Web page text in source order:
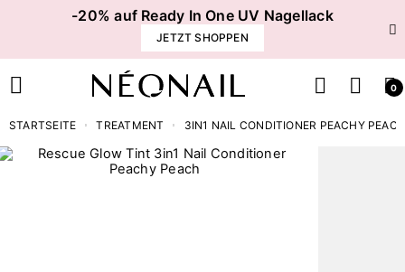
-20% auf Ready In One UV Nagellack
JETZT SHOPPEN
0
STARTSEITE TREATMENT 3IN1 NAIL CONDITIONER PEACHY